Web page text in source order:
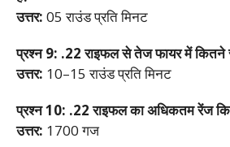
उत्तर: 05 राउंड प्रति मिनट
प्रश्न 9: .22 राइफल से तेज फायर में कितने
उत्तर: 10–15 राउंड प्रति मिनट
प्रश्न 10: .22 राइफल का अधिकतम रेंज
उत्तर: 1700 गज